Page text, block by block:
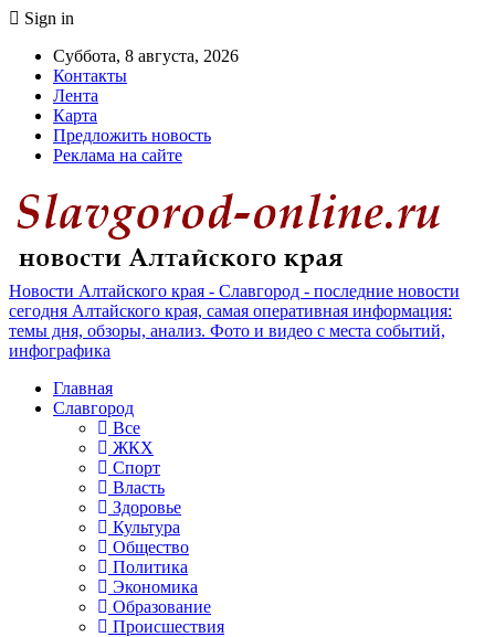
Sign in
Суббота, 8 августа, 2026
Контакты
Лента
Карта
Предложить новость
Реклама на сайте
Новости Алтайского края - Славгород - последние новости
сегодня Алтайского края, самая оперативная информация:
темы дня, обзоры, анализ. Фото и видео с места событий,
инфографика
Главная
Славгород
Все
ЖКХ
Спорт
Власть
Здоровье
Культура
Общество
Политика
Экономика
Образование
Происшествия